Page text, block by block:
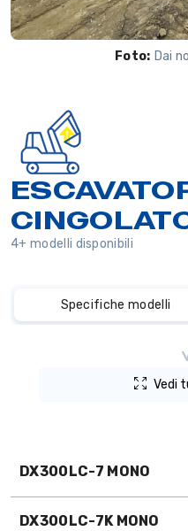
Foto: Dai
4+ modelli disponibili
Specifiche modelli
Vedi
DX300LC-7 MONO
DX300LC-7K MONO